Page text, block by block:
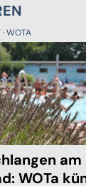
WOTA
am
WOTa